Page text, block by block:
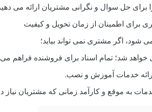
حل سوال و نگرانی مشتریان ارائه می
برای اطمینان از زمان تحویل و کیفیت
اگر مشتری نمی تواند بیاید؛
شد؛ تمام اسناد برای فروشنده فراهم
خدمات آموزش و نصب.
موقع و کارآمد زمانی که مشتریان نیاز